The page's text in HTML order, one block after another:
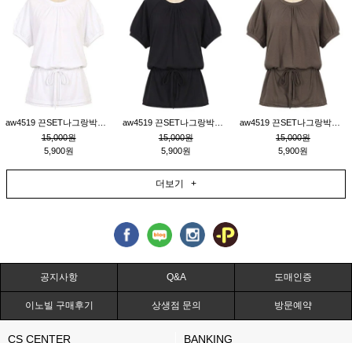
15,000원
5,900원
15,000원
5,900원
15,000원
5,900원
더보기 +
공지사항 Q&A 도매인증
이노빌 구매후기 상생점 문의 방문예약
CS CENTER BANKING